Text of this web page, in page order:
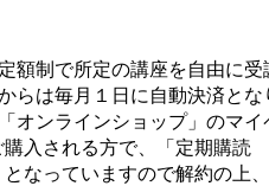
額制で所定の講座を自由に受
らは毎月１日に自動決済とな
オンラインショップ」のマ
購入される方で、「定期購
なっていますので解約の上